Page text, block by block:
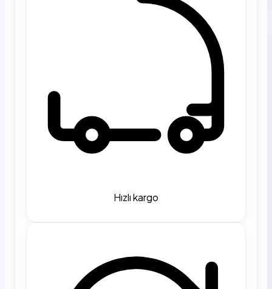
Hızlı kargo